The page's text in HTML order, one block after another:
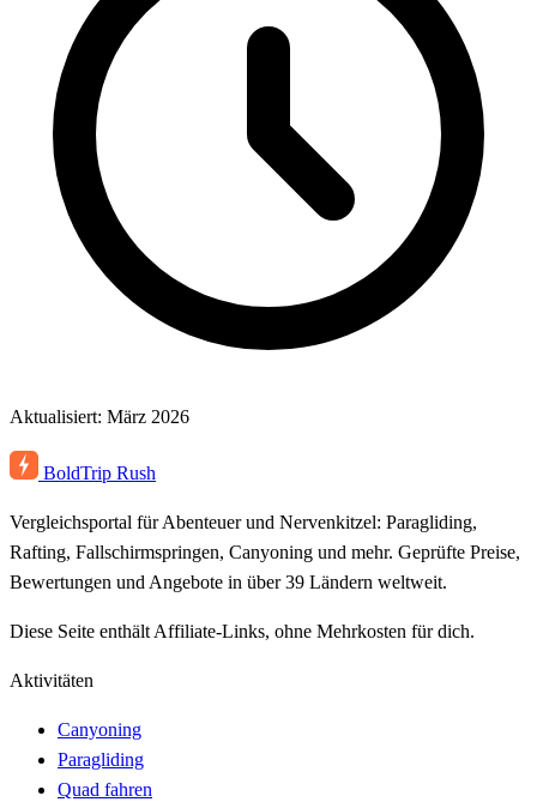
Aktualisiert: März 2026
BoldTrip Rush
Vergleichsportal für Abenteuer und Nervenkitzel: Paragliding,
Rafting, Fallschirmspringen, Canyoning und mehr. Geprüfte Preise,
Bewertungen und Angebote in über 39 Ländern weltweit.
Diese Seite enthält Affiliate-Links, ohne Mehrkosten für dich.
Aktivitäten
Canyoning
Paragliding
Quad fahren